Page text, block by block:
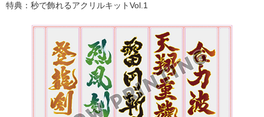
特典：秒で飾れるアクリルキットVol.1